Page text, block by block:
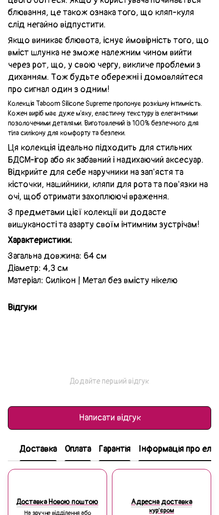
блювання, це також ознака того, що кляп-куля
слід негайно відпустити.
Якщо виникає блювота, існує ймовірність того, що
вміст шлунка не зможе належним чином вийти
через рот, що, у свою чергу, викличе проблеми з
диханням. Тож будьте обережні і домовляйтеся
про сигнал один з одним!
Колекція Taboom Silicone Supreme пропонує розкішну інтимність.
Кожен виріб має дуже м'яку, еластичну текстуру із елегантними
позолоченими деталями. Виготовлений із 100% безпечного для
тіла силікону для комфорту та безпеки.
Ця колекція ідеально підходить для стильних
БДСМ-ігор або як забавний і надихаючий аксесуар.
Відкрийте для себе наручники на зап'ястя та
кісточки, нашийники, кляпи для рота та пов'язки на
очі, щоб отримати захоплюючі враження.
З предметами цієї колекції ви додасте
вишуканості та азарту своїм інтимним зустрічам!
Характеристики:
Загальна довжина: 64 см
Діаметр: 4,3 см
Матеріал: Силікон | Метал без вмісту нікелю
Відгуки
Додайте перший відгук
Написати відгук
Доставка Оплата Гарантія Інформація про
Доставка Новою поштою
На зручне відділення або
Адресна доставка
кур'єром